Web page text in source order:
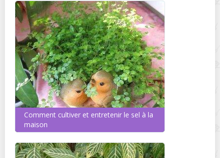
Comment cultiver et entretenir le sel à la
maison